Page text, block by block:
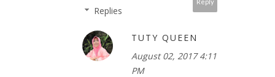
Replies
TUTY QUEEN
August 02, 2017 4:11
PM